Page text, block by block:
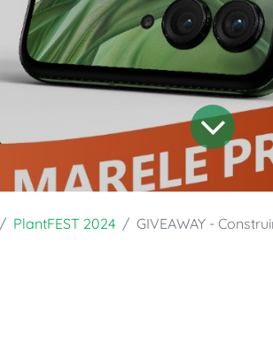
PlantFEST 2024 GIVEAWAY -